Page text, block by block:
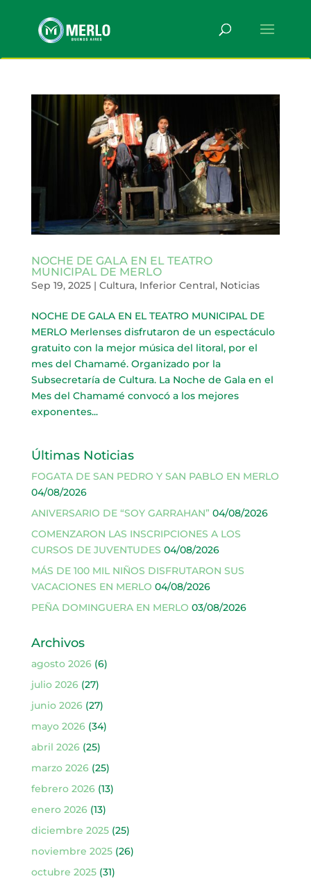
NOCHE DE GALA EN EL TEATRO
MUNICIPAL DE MERLO
Sep 19, 2025| Cultura, Inferior Central, Noticias
NOCHE DE GALA EN EL TEATRO MUNICIPAL DE
MERLO Merlenses disfrutaron de un espectáculo
gratuito con la mejor música del litoral, por el
mes del Chamamé. Organizado por la
Subsecretaría de Cultura. La Noche de Gala en el
Mes del Chamamé convocó a los mejores
exponentes...
Últimas Noticias
FOGATA DE SAN PEDRO Y SAN PABLO EN MERLO
04/08/2026
ANIVERSARIO DE “SOY GARRAHAN” 04/08/2026
COMENZARON LAS INSCRIPCIONES A LOS
CURSOS DE JUVENTUDES 04/08/2026
MÁS DE 100 MIL NIÑOS DISFRUTARON SUS
VACACIONES EN MERLO 04/08/2026
PEÑA DOMINGUERA EN MERLO 03/08/2026
Archivos
agosto 2026(6)
julio 2026(27)
junio 2026(27)
mayo 2026(34)
abril 2026(25)
marzo 2026(25)
febrero 2026(13)
enero 2026(13)
diciembre 2025(25)
noviembre 2025(26)
octubre 2025(31)